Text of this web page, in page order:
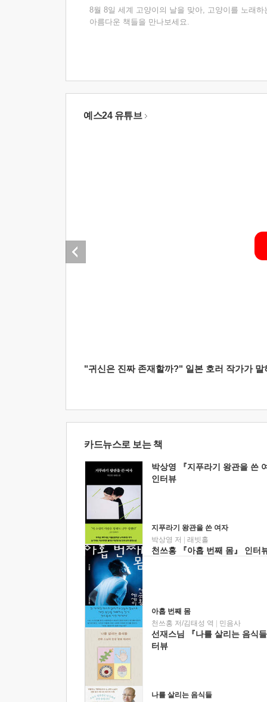
8월 8일 세계 고양이의 날을 맞아, 고양이를 노래하
아름다운 책들을 만나보세요.
예스24 유튜브
"귀신은 진짜 존재할까?" 일본 호러 작가가
카드뉴스로 보는 책
박상영 『지푸라기 왕관을 쓴
인터뷰
지푸라기 왕관을 쓴 여자
박상영 저
래빗홀
천쓰홍 『아홉 번째 몸』 인터
아홉 번째 몸
천쓰홍 저/김태성 역
민음사
선재스님 『나를 살리는 음식
터뷰
나를 살리는 음식들